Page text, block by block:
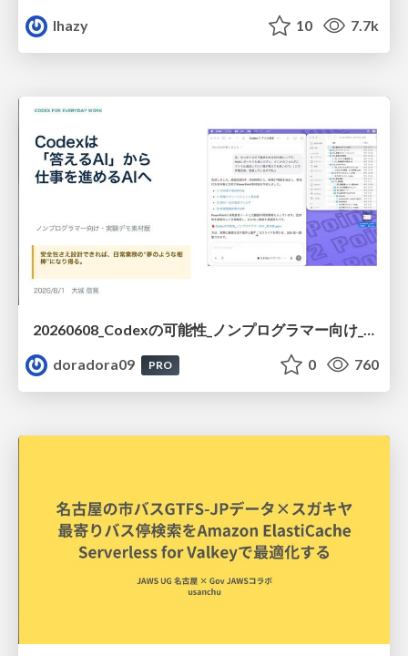
lhazy
10 7.7k
20260608_Codexの可能性_ノンプログラマー向け_大城追記
doradora09
PRO 0 760